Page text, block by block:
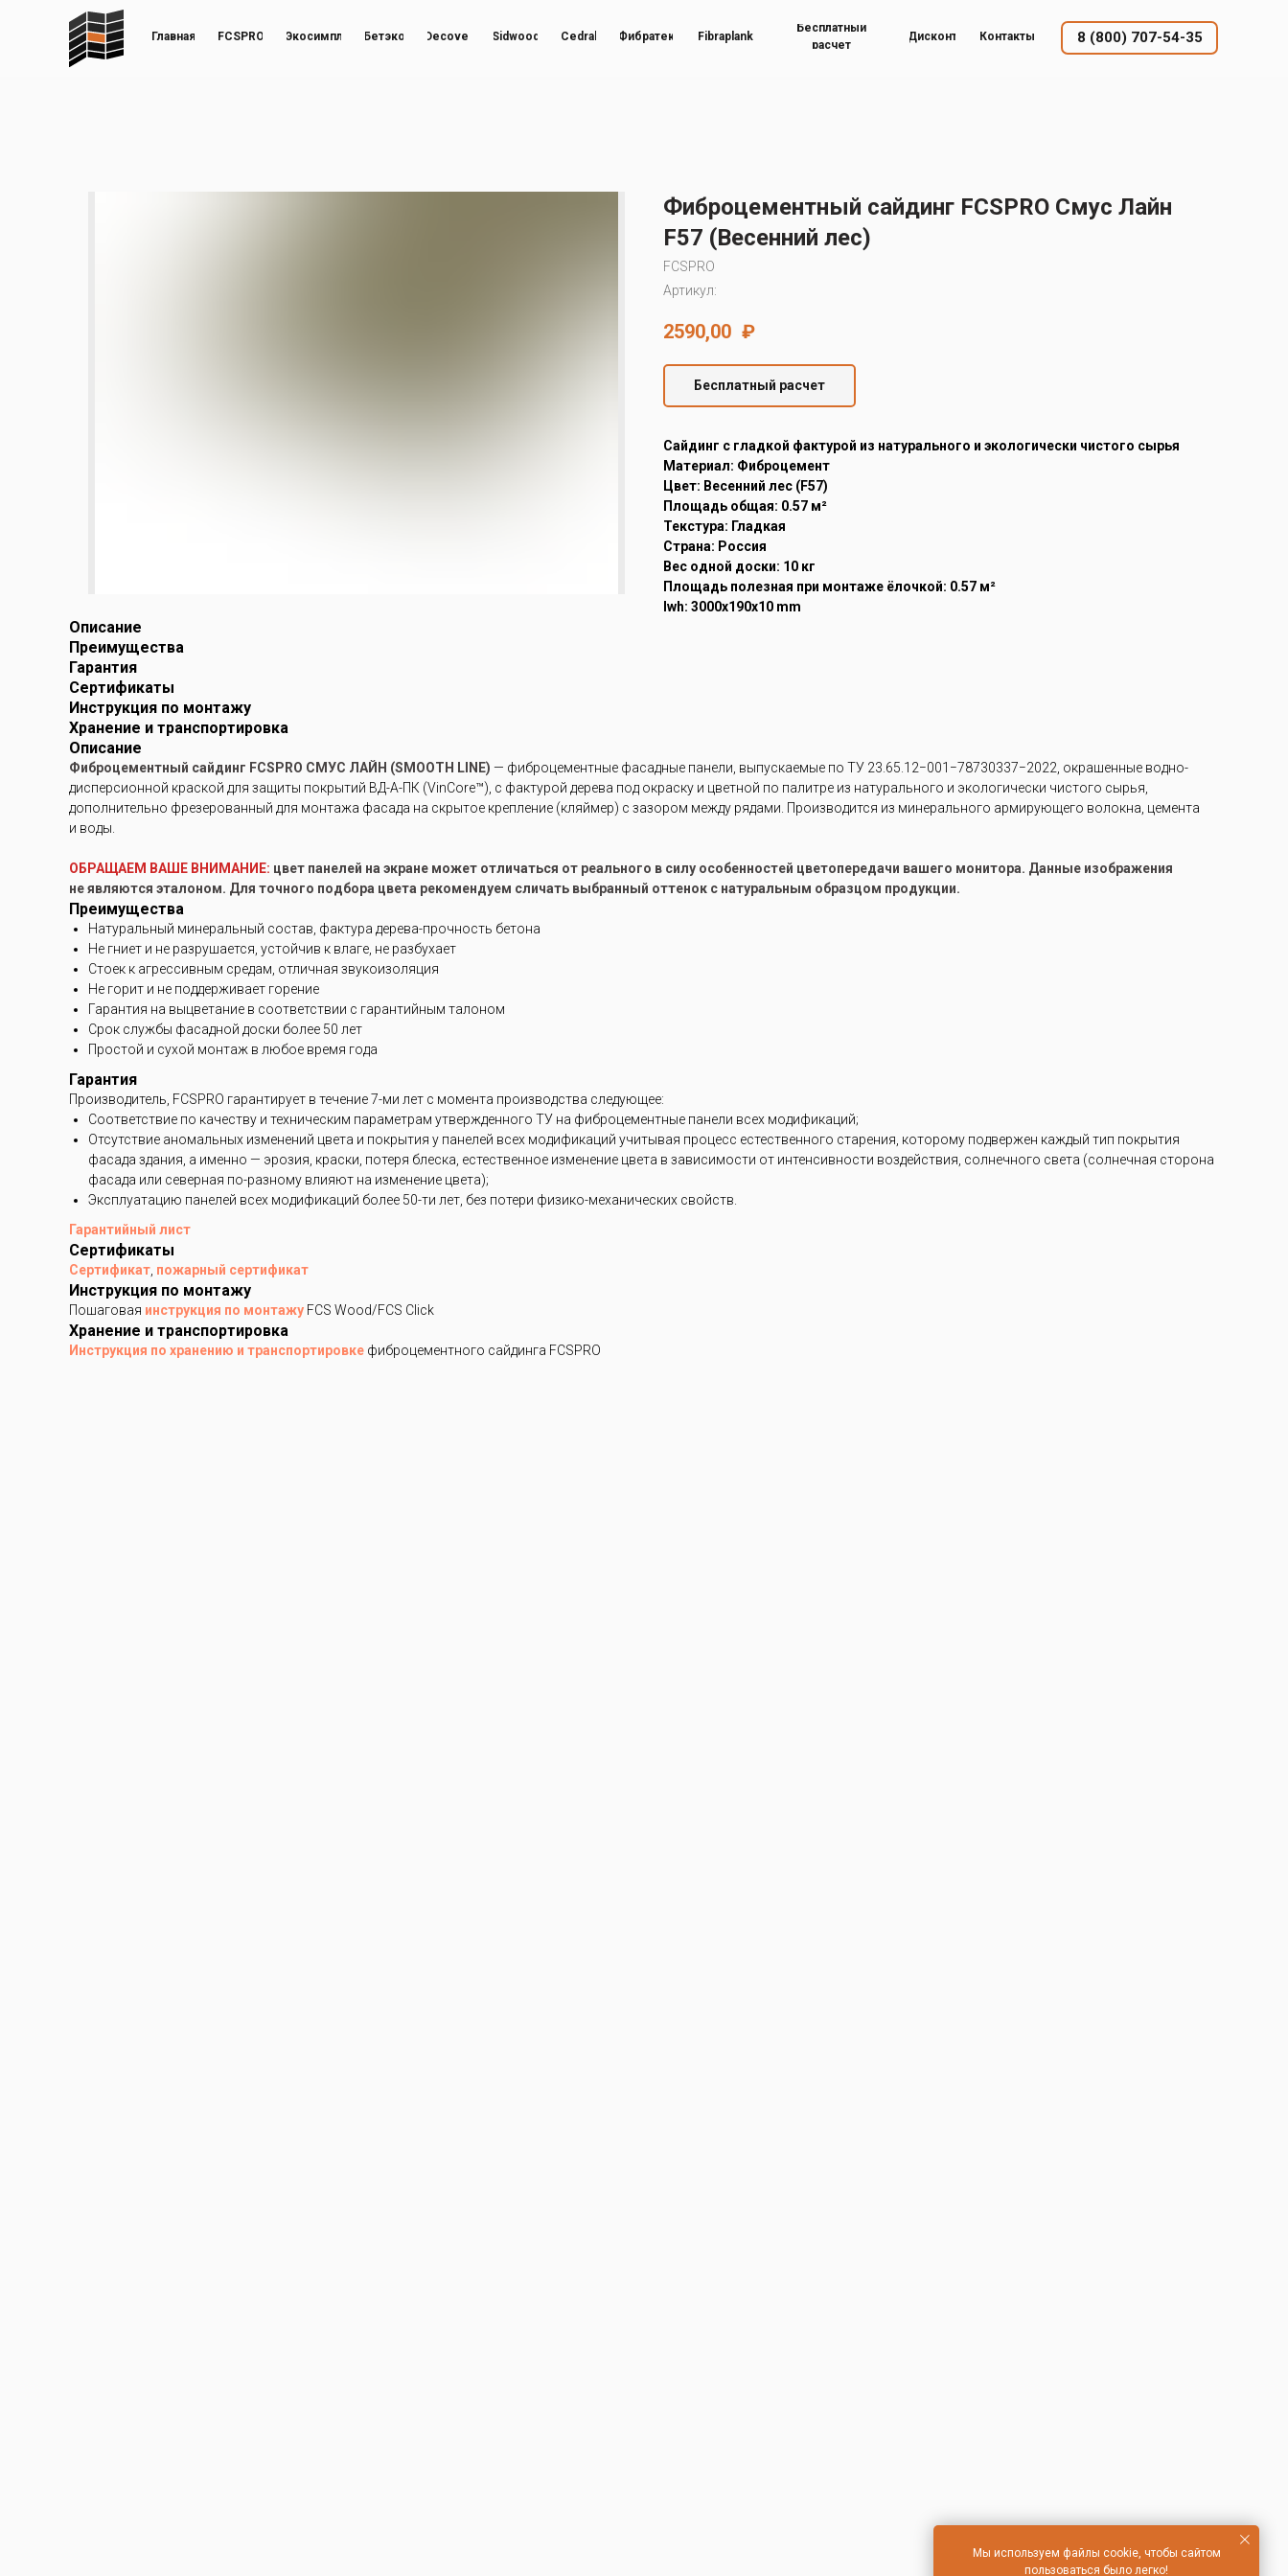
8 (800) 707-54-35
Главная FCSPRO Бетэко Decover Sidwood Cedral Фибратек
Бесплатный
расчет
Контакты
Дисконт
Экосимпл Fibraplank
Фиброцементный сайдинг FCSPRO Смус Лайн
F57 (Весенний лес)
FCSPRO
Артикул:
2590,00 ₽
Бесплатный расчет
Cайдинг с гладкой фактурой из натурального и экологически чистого сырья
Материал: Фиброцемент
Цвет: Весенний лес (F57)
Площадь общая: 0.57 м²
Текстура: Гладкая
Страна: Россия
Вес одной доски: 10 кг
Площадь полезная при монтаже ёлочкой: 0.57 м²
lwh: 3000x190x10 mm
Описание
Преимущества
Гарантия
Сертификаты
Инструкция по монтажу
Хранение и транспортировка
Описание
Фиброцементный сайдинг FCSPRO СМУС ЛАЙН (SMOOTH LINE) — фиброцементные фасадные панели, выпускаемые по ТУ 23.65.12−001−78730337−2022, окрашенные водно-
дисперсионной краской для защиты покрытий ВД-А-ПК (VinCore™), с фактурой дерева под окраску и цветной по палитре из натурального и экологически чистого сырья,
дополнительно фрезерованный для монтажа фасада на скрытое крепление (кляймер) с зазором между рядами. Производится из минерального армирующего волокна, цемента
и воды.
ОБРАЩАЕМ ВАШЕ ВНИМАНИЕ: цвет панелей на экране может отличаться от реального в силу особенностей цветопередачи вашего монитора. Данные изображения
не являются эталоном. Для точного подбора цвета рекомендуем сличать выбранный оттенок с натуральным образцом продукции.
Преимущества
Натуральный минеральный состав, фактура дерева-прочность бетона
Не гниет и не разрушается, устойчив к влаге, не разбухает
Стоек к агрессивным средам, отличная звукоизоляция
Не горит и не поддерживает горение
Гарантия на выцветание в соответствии с гарантийным талоном
Срок службы фасадной доски более 50 лет
Простой и сухой монтаж в любое время года
Гарантия
Производитель, FCSPRO гарантирует в течение 7-ми лет с момента производства следующее:
Соответствие по качеству и техническим параметрам утвержденного ТУ на фиброцементные панели всех модификаций;
Отсутствие аномальных изменений цвета и покрытия у панелей всех модификаций учитывая процесс естественного старения, которому подвержен каждый тип покрытия
фасада здания, а именно — эрозия, краски, потеря блеска, естественное изменение цвета в зависимости от интенсивности воздействия, солнечного света (солнечная сторона
фасада или северная по-разному влияют на изменение цвета);
Эксплуатацию панелей всех модификаций более 50-ти лет, без потери физико-механических свойств.
Гарантийный лист
Сертификаты
Сертификат, пожарный сертификат
Инструкция по монтажу
Пошаговая инструкция по монтажу FCS Wood/FCS Click
Хранение и транспортировка
Инструкция по хранению и транспортировке фиброцементного сайдинга FCSPRO
Мы используем файлы cookie, чтобы сайтом
пользоваться было легко!